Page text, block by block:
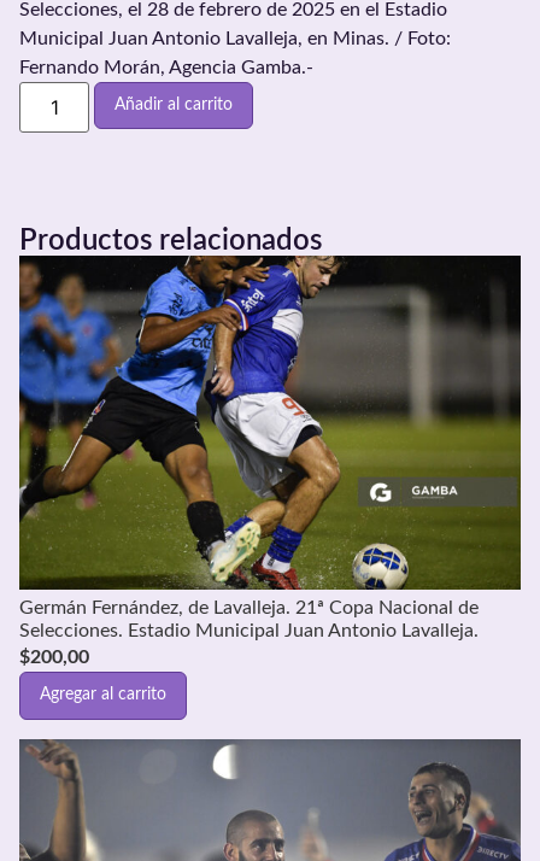
Selecciones, el 28 de febrero de 2025 en el Estadio
Municipal Juan Antonio Lavalleja, en Minas. / Foto:
Fernando Morán, Agencia Gamba.-
Añadir al carrito
Productos relacionados
Germán Fernández, de Lavalleja. 21ª Copa Nacional de
Selecciones. Estadio Municipal Juan Antonio Lavalleja.
$200,00
Agregar al carrito